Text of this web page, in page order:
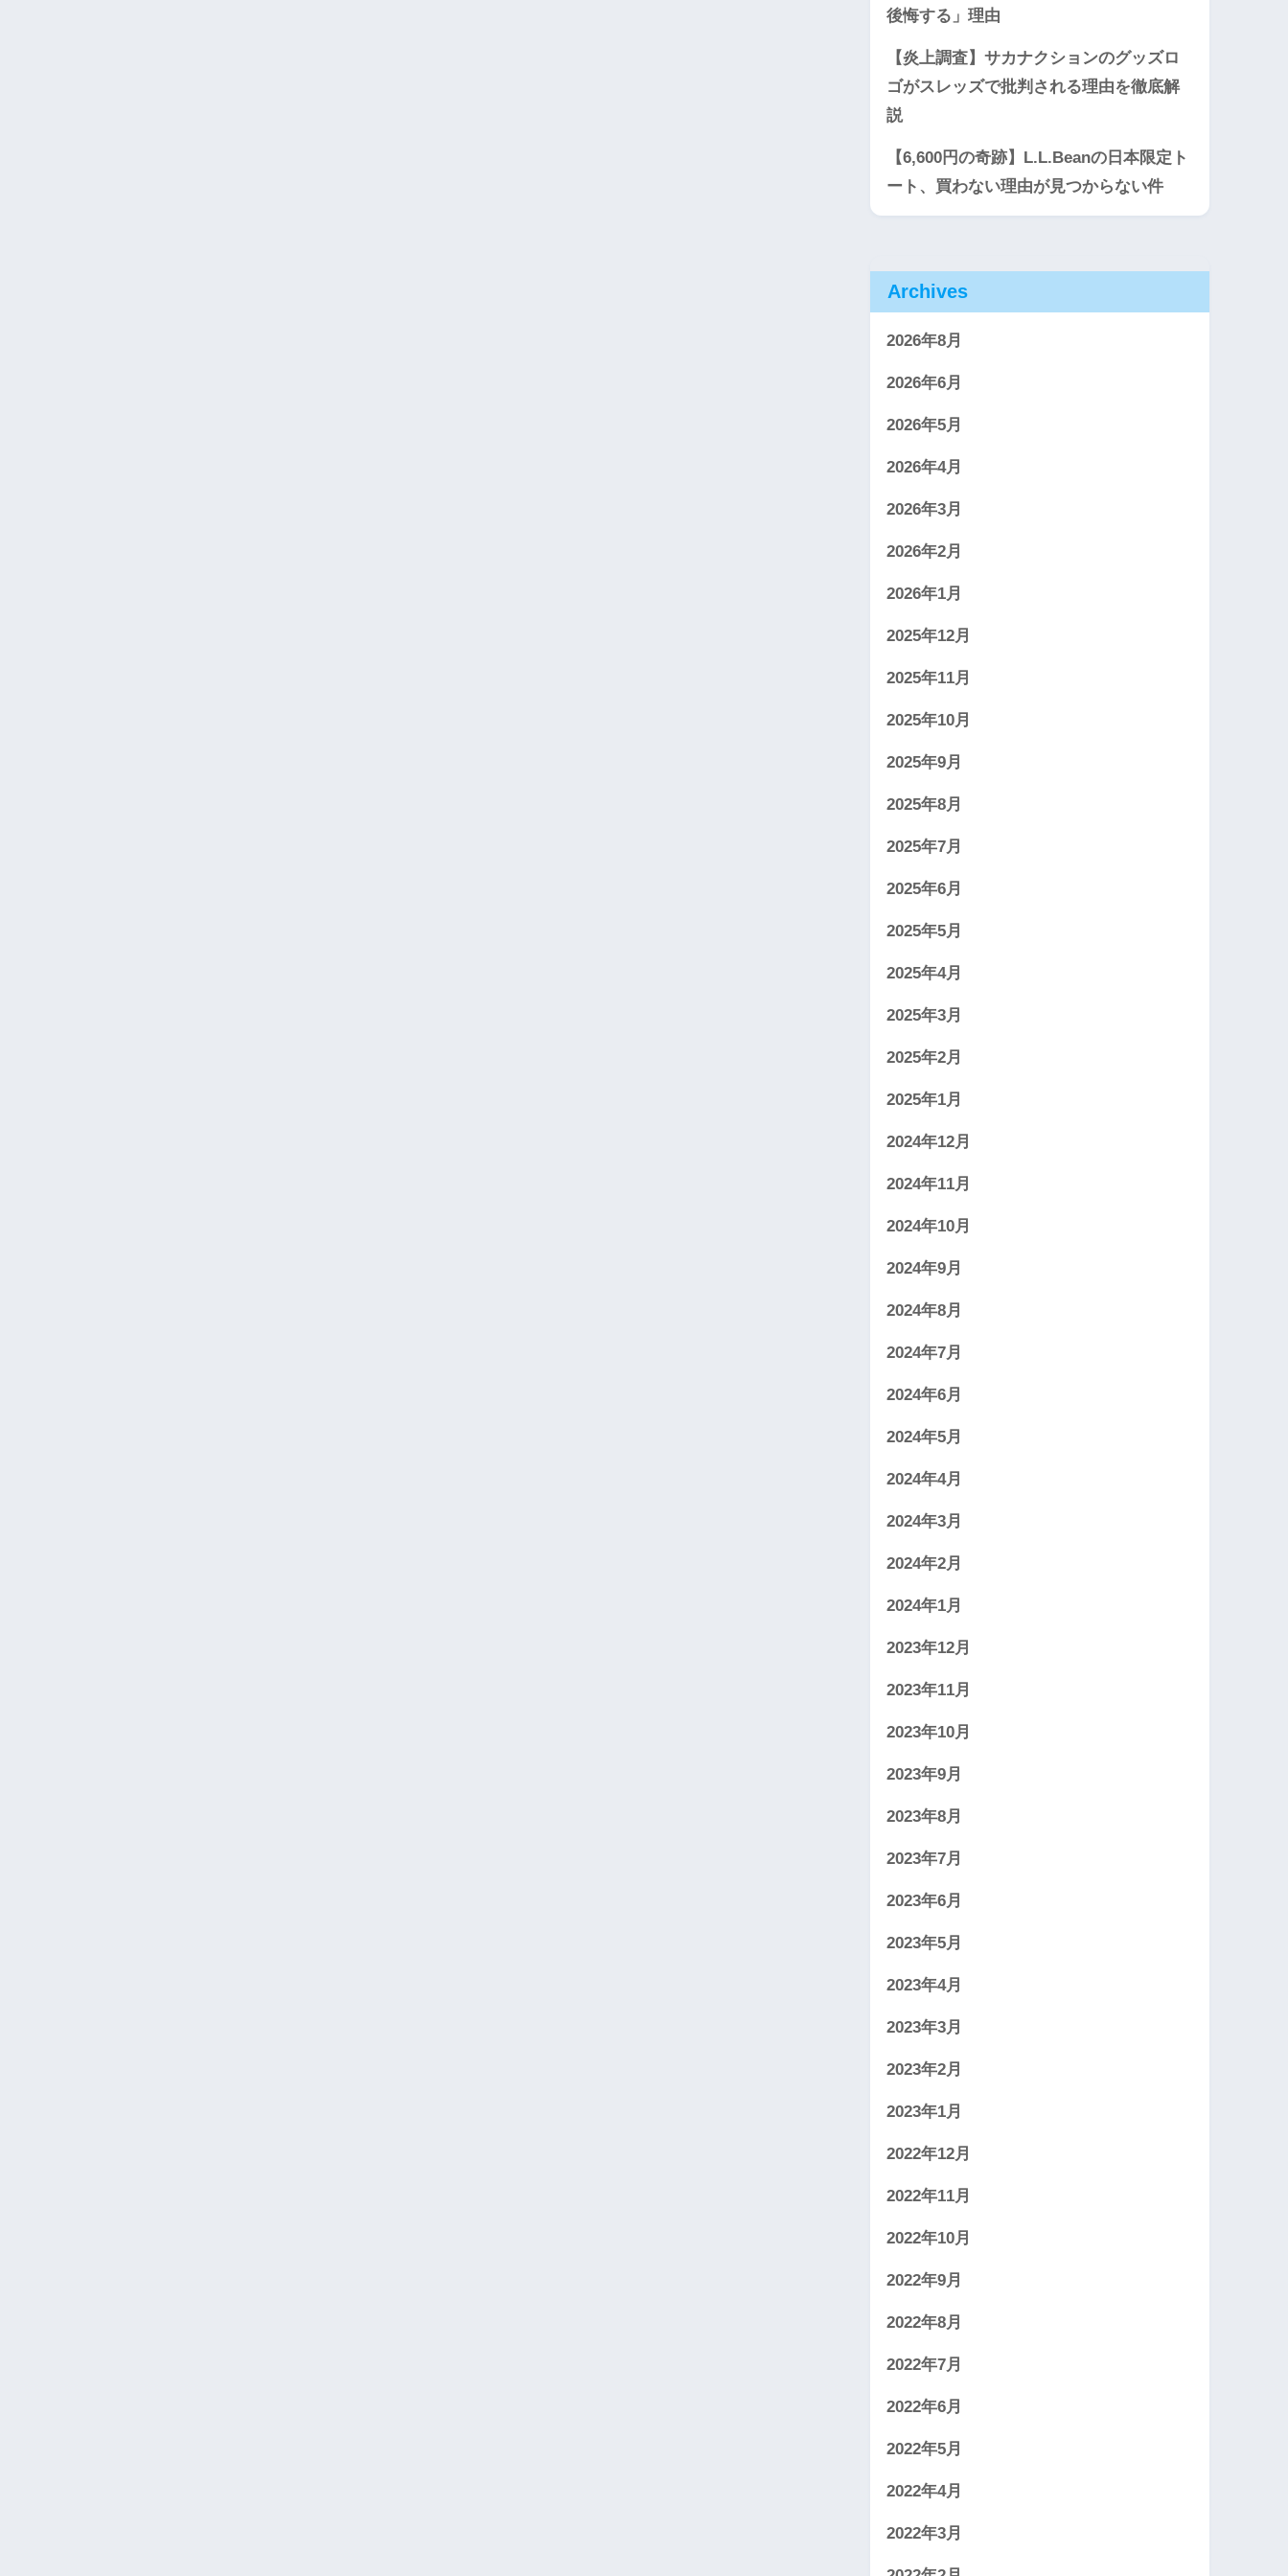
後悔する」理由
【炎上調査】サカナクションのグッズロ
ゴがスレッズで批判される理由を徹底解
説
【6,600円の奇跡】L.L.Beanの日本限定ト
ート、買わない理由が見つからない件
Archives
2026年8月
2026年6月
2026年5月
2026年4月
2026年3月
2026年2月
2026年1月
2025年12月
2025年11月
2025年10月
2025年9月
2025年8月
2025年7月
2025年6月
2025年5月
2025年4月
2025年3月
2025年2月
2025年1月
2024年12月
2024年11月
2024年10月
2024年9月
2024年8月
2024年7月
2024年6月
2024年5月
2024年4月
2024年3月
2024年2月
2024年1月
2023年12月
2023年11月
2023年10月
2023年9月
2023年8月
2023年7月
2023年6月
2023年5月
2023年4月
2023年3月
2023年2月
2023年1月
2022年12月
2022年11月
2022年10月
2022年9月
2022年8月
2022年7月
2022年6月
2022年5月
2022年4月
2022年3月